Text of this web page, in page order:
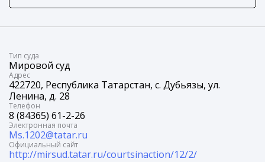
Tип суда
Мировой суд
Адрес
422720, Республика Татарстан, с. Дубьязы, ул.
Ленина, д. 28
Телефон
8 (84365) 61-2-26
Электронная почта
Ms.1202@tatar.ru
Официальный сайт
http://mirsud.tatar.ru/courtsinaction/12/2/